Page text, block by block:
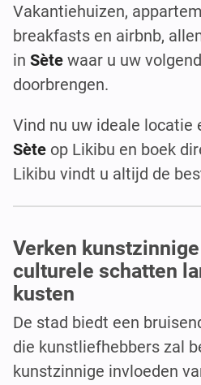
Vakantiehuizen,
breakfasts en airbnb,
in Sète waar u uw
doorbrengen.
Vind nu uw ideale locatie
Sète op Likibu en boek
Likibu vindt u altijd de
Verken
culturele schatten
kusten
De stad biedt een
die kunstliefhebbers zal
kunstzinnige invloeden